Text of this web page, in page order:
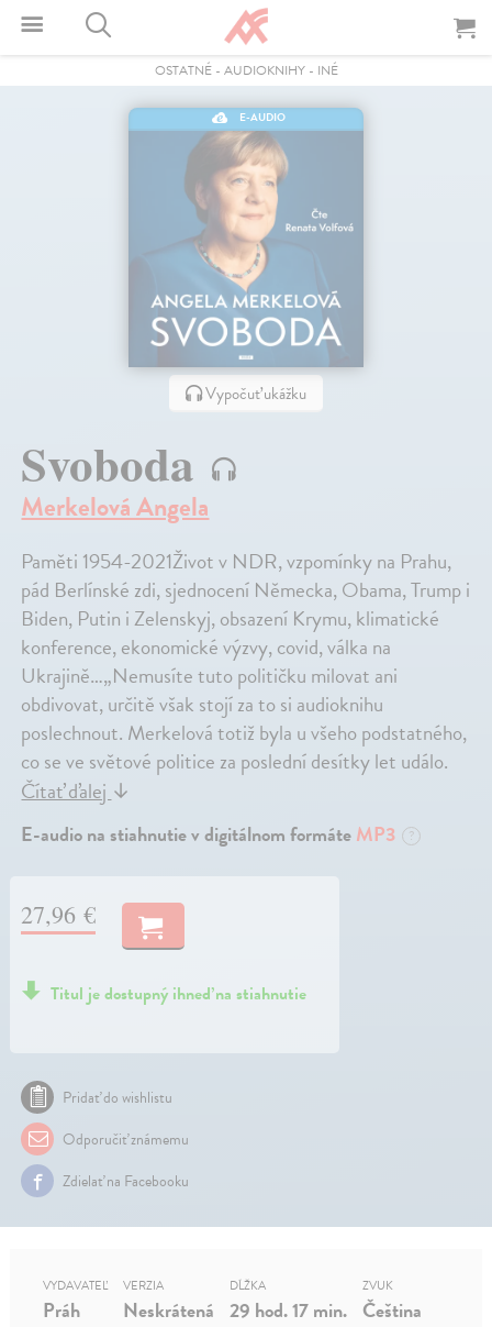
OSTATNÉ- AUDIOKNIHY- INÉ
E-AUDIO
Vypočuť ukážku
Svoboda
Merkelová Angela
Paměti 1954-2021Život v NDR, vzpomínky na Prahu,
pád Berlínské zdi, sjednocení Německa, Obama, Trump i
Biden, Putin i Zelenskyj, obsazení Krymu, klimatické
konference, ekonomické výzvy, covid, válka na
Ukrajině…„Nemusíte tuto političku milovat ani
obdivovat, určitě však stojí za to si audioknihu
poslechnout. Merkelová totiž byla u všeho podstatného,
co se ve světové politice za poslední desítky let událo.
Čítať ďalej↓
E-audio na stiahnutie v digitálnom formáteMP3 ?
27,96 €
Titul je dostupný ihneď na stiahnutie
Pridať do wishlistu
Odporučiť známemu
Zdielať na Facebooku
VYDAVATEĽ
Práh
VERZIA
Neskrátená
DĹŽKA
29 hod. 17 min.
ZVUK
Čeština